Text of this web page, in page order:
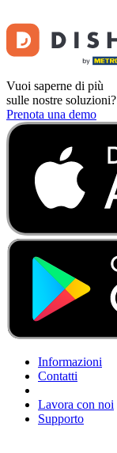
Vuoi saperne di più
sulle nostre soluzioni?
Prenota una demo
Informazioni
Contatti
Lavora con noi
Supporto